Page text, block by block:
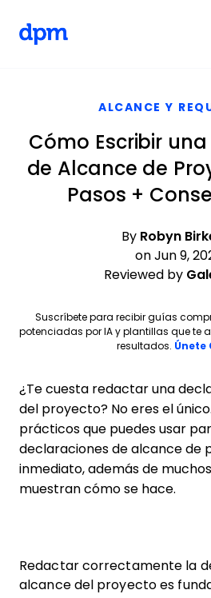
ALCANCE Y
Cómo Escribir
de Alcance de
Pasos +
By Robyn
on Jun 9,
Reviewed by
Suscríbete para recibir guías
potenciadas por IA y plantillas que te
resultados. Únete
¿Te cuesta redactar una
del proyecto? No eres el
prácticos que puedes usar
declaraciones de alcance de
inmediato, además de
muestran cómo se hace.
Redactar correctamente la
alcance del proyecto es